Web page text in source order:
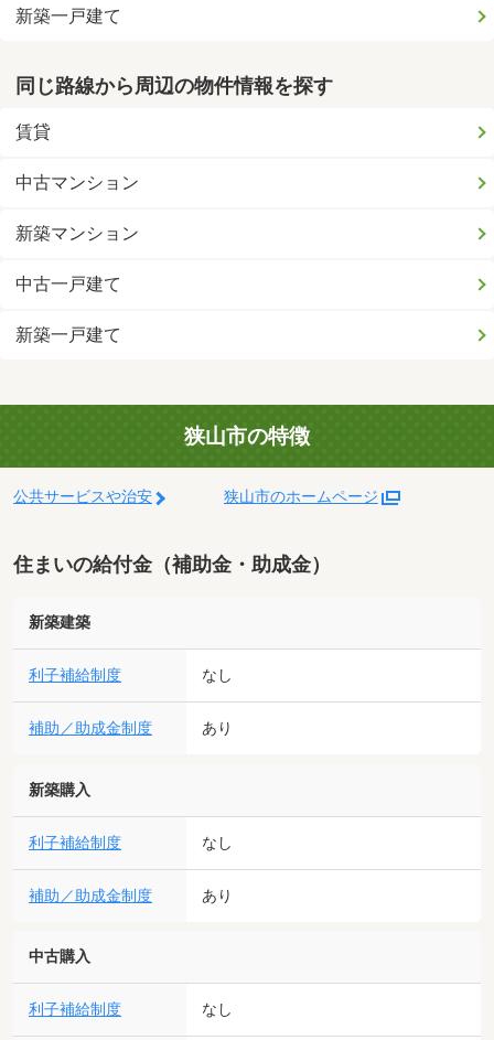
新築一戸建て
同じ路線から周辺の物件情報を探す
賃貸
中古マンション
新築マンション
中古一戸建て
新築一戸建て
狭山市の特徴
公共サービスや治安 狭山市のホームページ
住まいの給付金（補助金・助成金）
新築建築
利子補給制度 なし
補助／助成金制度 あり
新築購入
利子補給制度 なし
補助／助成金制度 あり
中古購入
利子補給制度 なし